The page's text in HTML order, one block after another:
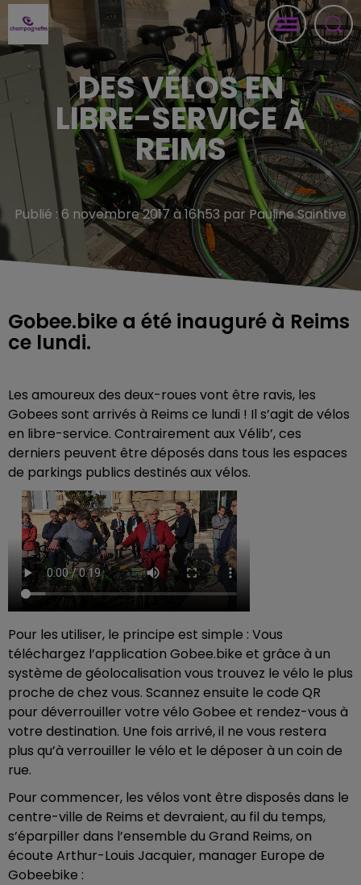
DES VÉLOS EN
LIBRE-SERVICE À
REIMS
Publié : 6 novembre 2017 à 16h53 par Pauline Saintive
Gobee.bike a été inauguré à Reims
ce lundi.
Les amoureux des deux-roues vont être ravis, les
Gobees sont arrivés à Reims ce lundi ! Il s’agit de vélos
en libre-service. Contrairement aux Vélib’, ces
derniers peuvent être déposés dans tous les espaces
de parkings publics destinés aux vélos.
Pour les utiliser, le principe est simple : Vous
téléchargez l’application Gobee.bike et grâce à un
système de géolocalisation vous trouvez le vélo le plus
proche de chez vous. Scannez ensuite le code QR
pour déverrouiller votre vélo Gobee et rendez-vous à
votre destination. Une fois arrivé, il ne vous restera
plus qu’à verrouiller le vélo et le déposer à un coin de
rue.
Pour commencer, les vélos vont être disposés dans le
centre-ville de Reims et devraient, au fil du temps,
s’éparpiller dans l’ensemble du Grand Reims, on
écoute Arthur-Louis Jacquier, manager Europe de
Gobeebike :